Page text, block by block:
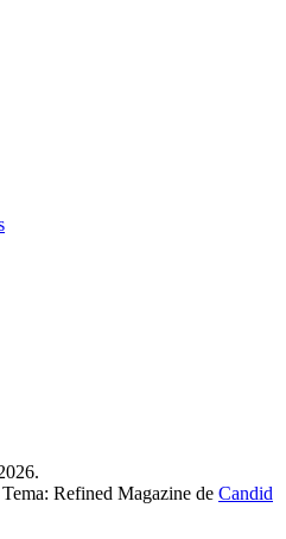
Tema: Refined Magazine de Candid